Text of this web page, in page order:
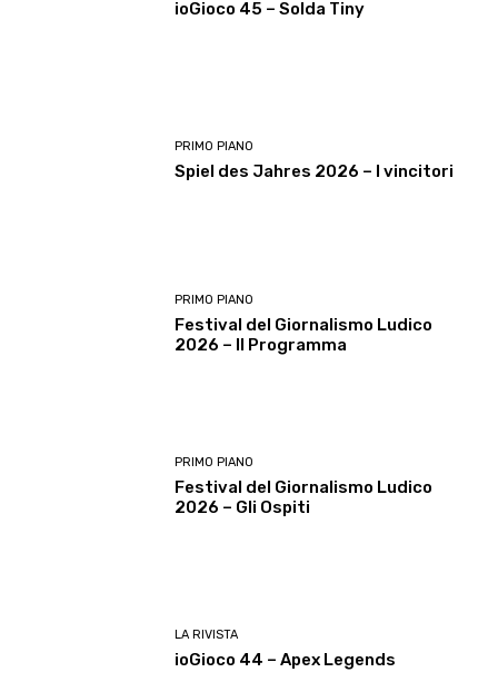
ioGioco 45 – Solda Tiny
PRIMO PIANO
Spiel des Jahres 2026 – I vincitori
PRIMO PIANO
Festival del Giornalismo Ludico
2026 – Il Programma
PRIMO PIANO
Festival del Giornalismo Ludico
2026 – Gli Ospiti
LA RIVISTA
ioGioco 44 – Apex Legends